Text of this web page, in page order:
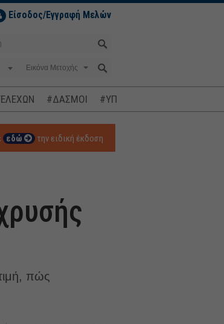
Είσοδος/Εγγραφή Μελών
#ΔΑΣΜΟΙ #ΥΠΟΚΛΟΠΕΣ
εδώ την ειδική έκδοση
πώς